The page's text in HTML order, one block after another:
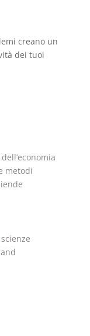
creano un
dei tuoi
metodi